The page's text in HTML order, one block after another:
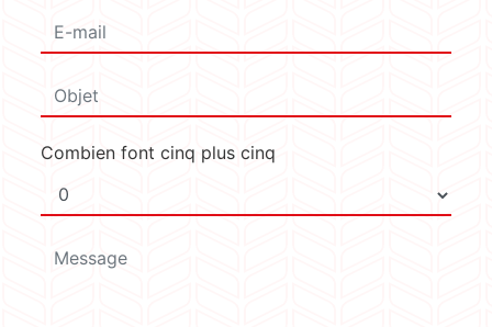
Combien font cinq plus cinq